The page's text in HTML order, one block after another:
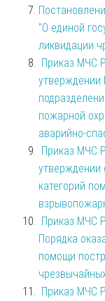
"О единой
ликвидации
Приказ МЧС
утверждении
пожарной
аварийно-
Приказ МЧС
утверждении
категорий
Приказ МЧС
Порядка
помощи
Приказ МЧС